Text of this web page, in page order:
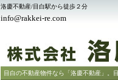
洛慶不動産/目白駅から徒歩２分
info@rakkei-re.com
目白の不動産物件なら「洛慶不動産」。